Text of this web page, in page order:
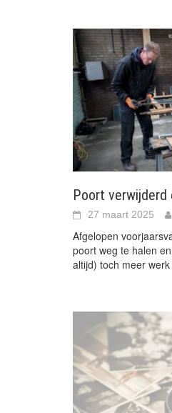
Poort verwijderd
27 maart 2025
Afgelopen
poort weg te halen
altijd) toch meer